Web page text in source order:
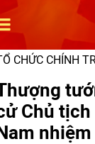
CHỨC CHÍNH
Chủ